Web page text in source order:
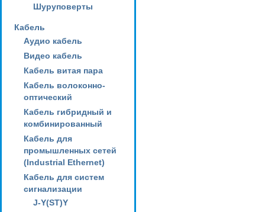
Шуруповерты
Кабель
Аудио кабель
Видео кабель
Кабель витая пара
Кабель волоконно-
оптический
Кабель гибридный и
комбинированный
Кабель для
промышленных сетей
(Industrial Ethernet)
Кабель для систем
сигнализации
J-Y(ST)Y